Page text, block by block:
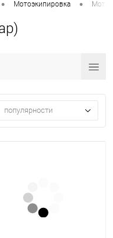
• Мотоэкипировка •
популярности